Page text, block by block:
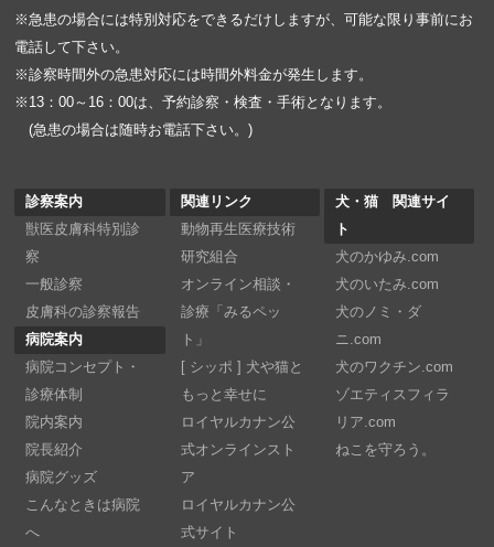
※急患の場合には特別対応をできるだけしますが、可能な限り事前にお
電話して下さい。
※診察時間外の急患対応には時間外料金が発生します。
※13：00～16：00は、予約診察・検査・手術となります。
(急患の場合は随時お電話下さい。)
診察案内
獣医皮膚科特別診
察
一般診察
皮膚科の診察報告
病院案内
病院コンセプト・
診療体制
院内案内
院長紹介
病院グッズ
こんなときは病院
へ
関連リンク
動物再生医療技術
研究組合
オンライン相談・
診療「みるペッ
ト」
[ シッポ ] 犬や猫と
もっと幸せに
ロイヤルカナン公
式オンラインスト
ア
ロイヤルカナン公
式サイト
犬・猫 関連サイ
ト
犬のかゆみ.com
犬のいたみ.com
犬のノミ・ダ
ニ.com
犬のワクチン.com
ゾエティスフィラ
リア.com
ねこを守ろう。